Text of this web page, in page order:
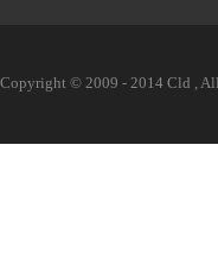
Copyright © 2009 - 2014 Cld ,